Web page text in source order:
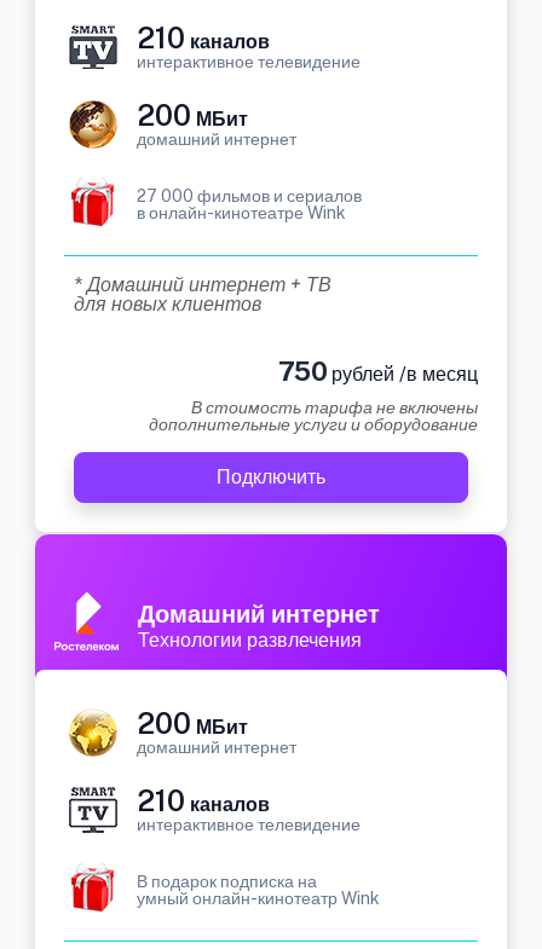
210 каналов
интерактивное телевидение
200 МБит
домашний интернет
27 000 фильмов и сериалов
в онлайн-кинотеатре Wink
* Домашний интернет + ТВ
для новых клиентов
750 рублей /в месяц
В стоимость тарифа не включены
дополнительные услуги и оборудование
Подключить
Домашний интернет
Технологии развлечения
200 МБит
домашний интернет
210 каналов
интерактивное телевидение
В подарок подписка на
умный онлайн-кинотеатр Wink